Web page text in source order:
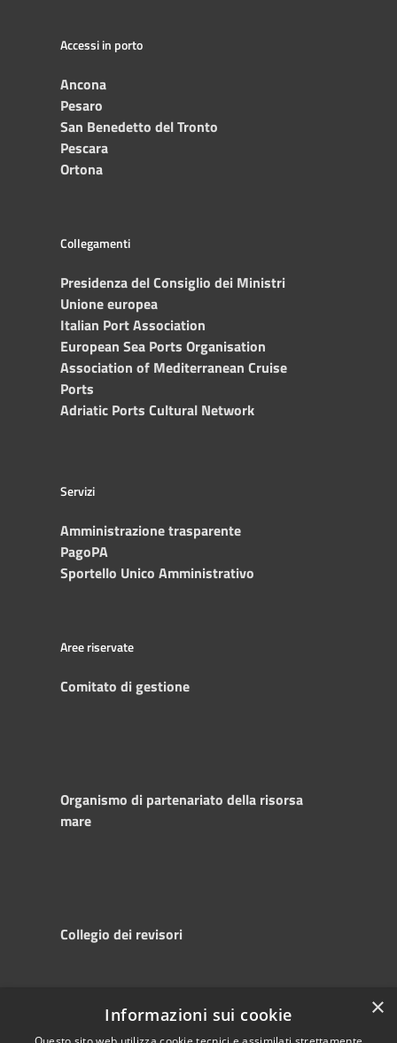
Accessi in porto
Ancona
Pesaro
San Benedetto del Tronto
Pescara
Ortona
Collegamenti
Presidenza del Consiglio dei Ministri
Unione europea
Italian Port Association
European Sea Ports Organisation
Association of Mediterranean Cruise
Ports
Adriatic Ports Cultural Network
Servizi
Amministrazione trasparente
PagoPA
Sportello Unico Amministrativo
Aree riservate
Comitato di gestione
Organismo di partenariato della risorsa
mare
Collegio dei revisori
Copyright © 2025
×
Informazioni sui cookie